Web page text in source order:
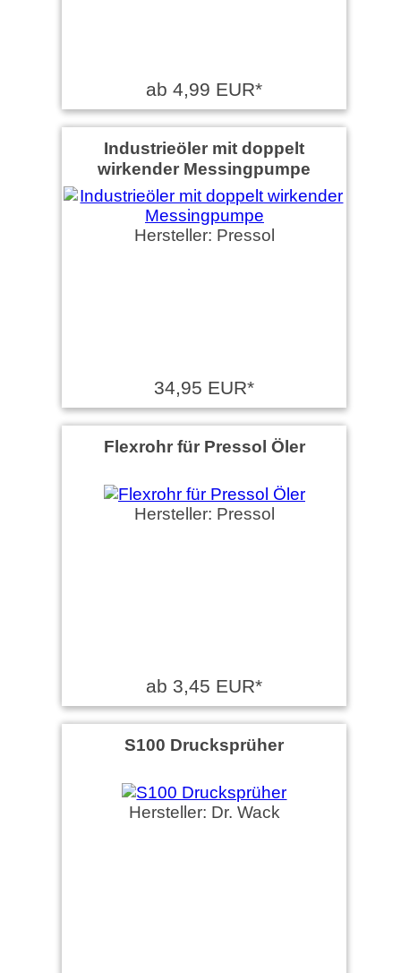
ab 4,99 EUR*
Industrieöler mit doppelt
wirkender Messingpumpe
Hersteller: Pressol
34,95 EUR*
Flexrohr für Pressol Öler
Hersteller: Pressol
ab 3,45 EUR*
S100 Drucksprüher
Hersteller: Dr. Wack